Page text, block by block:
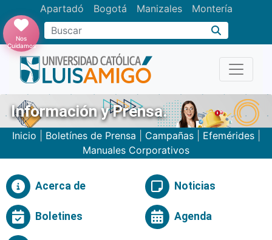
Apartadó Bogotá Manizales Montería
Buscar
Nos
Cuidamos
Información y Prensa.
Inicio Boletínes de Prensa Campañas| Efemérides|
Manuales Corporativos
Acerca de Noticias
Boletines Agenda